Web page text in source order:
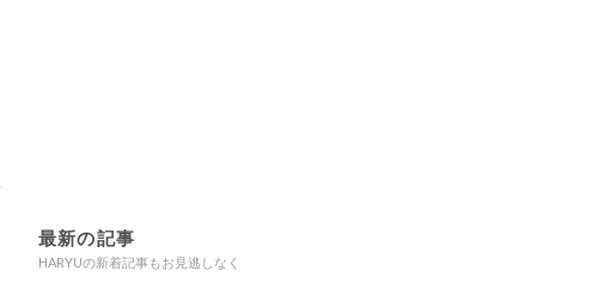
最新の記事
HARYUの新着記事もお見逃しなく